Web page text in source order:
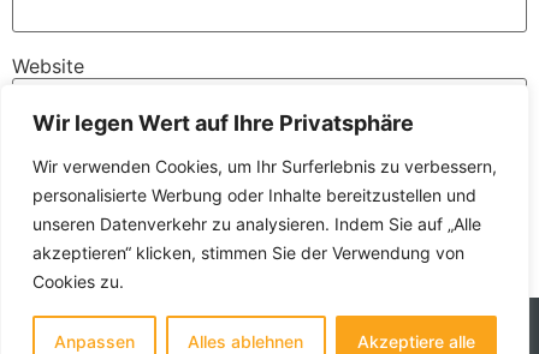
Wir legen Wert auf Ihre Privatsphäre
Wir verwenden Cookies, um Ihr Surferlebnis zu verbessern,
personalisierte Werbung oder Inhalte bereitzustellen und
unseren Datenverkehr zu analysieren. Indem Sie auf „Alle
akzeptieren“ klicken, stimmen Sie der Verwendung von
Cookies zu.
Anpassen Alles ablehnen Akzeptiere alle
Website
Save my name, email, and website in this browser for
the next time I comment.
© 2026 Entrümpel Express